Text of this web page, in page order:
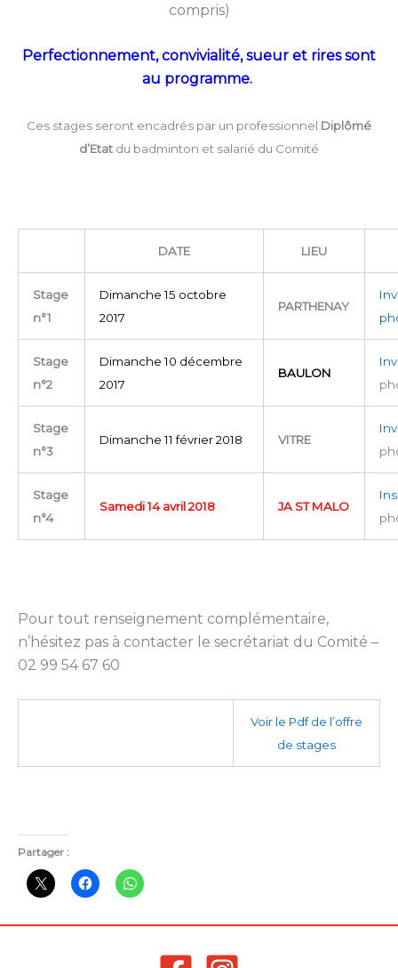
compris)
Perfectionnement, convivialité, sueur et rires sont
au programme.
Ces stages seront encadrés par un professionnel Diplômé
d’Etat du badminton et salarié du Comité
DATE LIEU
Stage
n°1
Dimanche 15 octobre
2017
PARTHENAY
Stage
n°2
Dimanche 10 décembre
2017
BAULON
Stage
n°3
Dimanche 11 février 2018 VITRE
Stage
n°4
Samedi 14 avril 2018 JA ST MALO
Pour tout renseignement complémentaire,
n’hésitez pas à contacter le secrétariat du Comité –
02 99 54 67 60
Voir le Pdf de l’offre
de stages
Partager :